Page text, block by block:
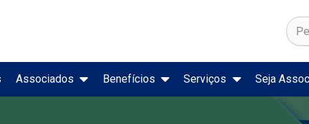
Associados Benefícios Serviços Seja